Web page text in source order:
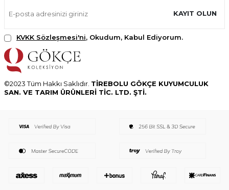
KAYIT OLUN
KVKK Sözleşmesi'ni, Okudum, Kabul Ediyorum.
©2023 Tüm Hakkı Saklıdır. TİREBOLU GÖKÇE KUYUMCULUK
SAN. VE TARIM ÜRÜNLERİ TİC. LTD. ŞTİ.